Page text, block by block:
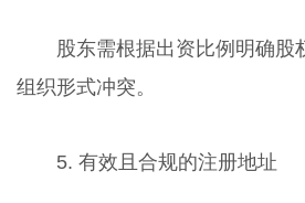
股东需根据出资比例明确股
组织形式冲突。
5. 有效且合规的注册地址